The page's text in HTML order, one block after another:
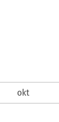
okt